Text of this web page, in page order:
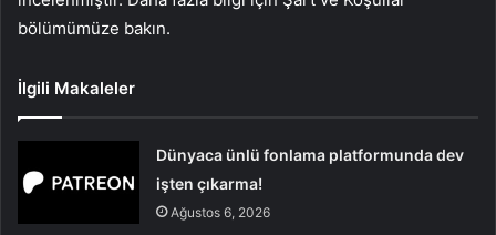
bölümümüze bakın.
İlgili Makaleler
Dünyaca ünlü fonlama platformunda dev
işten çıkarma!
Ağustos 6, 2026